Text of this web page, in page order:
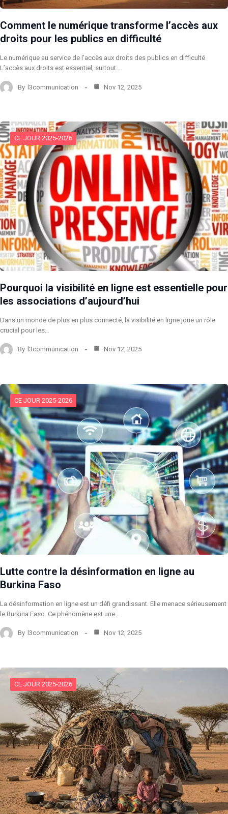
Comment le numérique transforme l’accès aux
droits pour les publics en difficulté
Le numérique au service de l’accès aux droits des publics en difficulté
L’accès aux droits est essentiel, surtout…
By l3communication Nov 12, 2025
CE JOUR 2025-2026
Pourquoi la visibilité en ligne est essentielle pour
les associations d’aujourd’hui
Dans un monde de plus en plus connecté, la visibilité en ligne joue un rôle
crucial pour les…
By l3communication Nov 12, 2025
CE JOUR 2025-2026
Lutte contre la désinformation en ligne au
Burkina Faso
La désinformation en ligne est un défi grandissant. Elle menace sérieusement
le Burkina Faso. Ce phénomène est une…
By l3communication Nov 12, 2025
CE JOUR 2025-2026